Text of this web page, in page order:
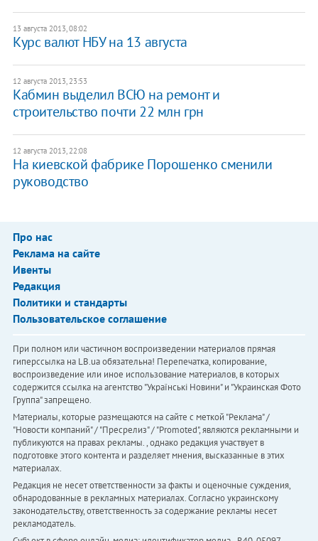
13 августа 2013, 08:02
Курс валют НБУ на 13 августа
12 августа 2013, 23:53
Кабмин выделил ВСЮ на ремонт и
строительство почти 22 млн грн
12 августа 2013, 22:08
На киевской фабрике Порошенко сменили
руководство
Про нас
Реклама на сайте
Ивенты
Редакция
Политики и стандарты
Пользовательское соглашение
При полном или частичном воспроизведении материалов прямая
гиперссылка на LB.ua обязательна! Перепечатка, копирование,
воспроизведение или иное использование материалов, в которых
содержится ссылка на агентство "Українськi Новини" и "Украинская Фото
Группа" запрещено.
Материалы, которые размещаются на сайте с меткой "Реклама" /
"Новости компаний" / "Пресрелиз" / "Promoted", являются рекламными и
публикуются на правах рекламы. , однако редакция участвует в
подготовке этого контента и разделяет мнения, высказанные в этих
материалах.
Редакция не несет ответственности за факты и оценочные суждения,
обнародованные в рекламных материалах. Согласно украинскому
законодательству, ответственность за содержание рекламы несет
рекламодатель.